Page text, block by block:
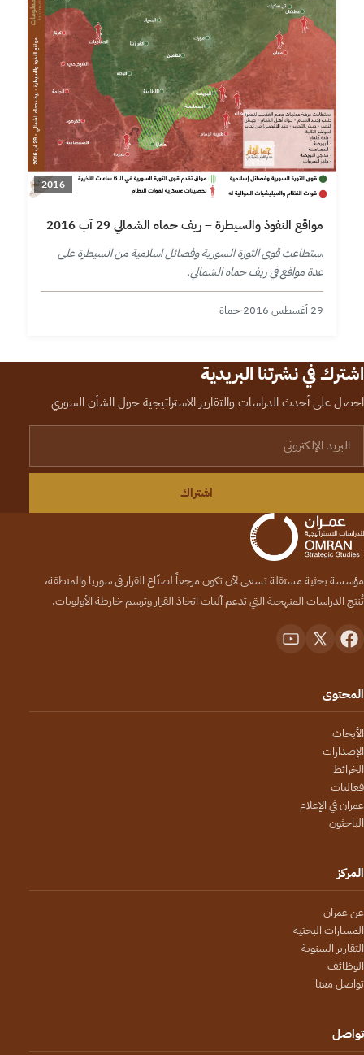
2016
مواقع النفوذ والسيطرة – ريف حماه الشمالي 29 آب 2016
استطاعت قوى الثورة السورية وفصائل اسلامية من السيطرة على
عدة مواقع في ريف حماه الشمالي.
29 أغسطس 2016 ·حماة
اشترك في نشرتنا البريدية
احصل على أحدث الدراسات والتقارير الاستراتيجية حول الشأن السوري
اشتراك
مؤسسة بحثية مستقلة تسعى لأن تكون مرجعاً لصنّاع القرار في سوريا والمنطقة،
تُنتج الدراسات المنهجية التي تدعم آليات اتخاذ القرار وترسم خارطة الأولويات.
المحتوى
الأبحاث
الإصدارات
الخرائط
فعاليات
عمران في الإعلام
الباحثون
المركز
عن عمران
المسارات البحثية
التقارير السنوية
الوظائف
تواصل معنا
تواصل